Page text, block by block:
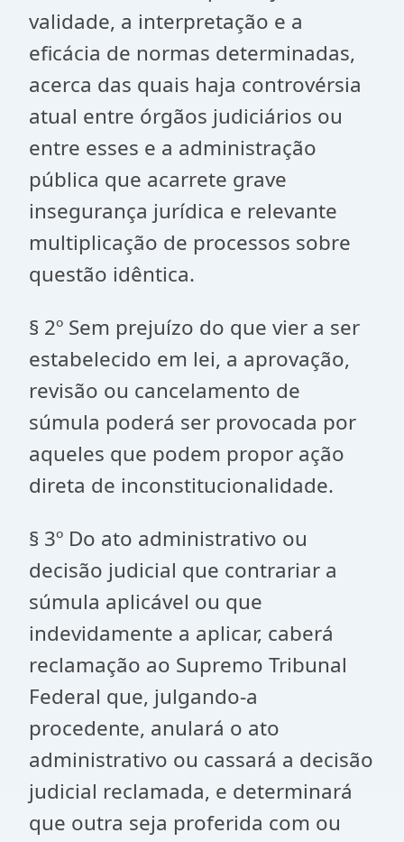
validade, a interpretação e a
eficácia de normas determinadas,
acerca das quais haja controvérsia
atual entre órgãos judiciários ou
entre esses e a administração
pública que acarrete grave
insegurança jurídica e relevante
multiplicação de processos sobre
questão idêntica.
§ 2º Sem prejuízo do que vier a ser
estabelecido em lei, a aprovação,
revisão ou cancelamento de
súmula poderá ser provocada por
aqueles que podem propor ação
direta de inconstitucionalidade.
§ 3º Do ato administrativo ou
decisão judicial que contrariar a
súmula aplicável ou que
indevidamente a aplicar, caberá
reclamação ao Supremo Tribunal
Federal que, julgando-a
procedente, anulará o ato
administrativo ou cassará a decisão
judicial reclamada, e determinará
que outra seja proferida com ou